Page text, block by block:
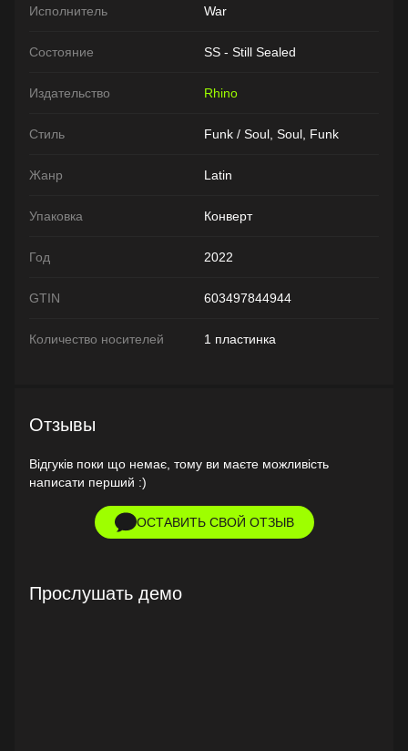
Исполнитель War
Состояние SS - Still Sealed
Издательство Rhino
Стиль Funk / Soul, Soul, Funk
Жанр Latin
Упаковка Конверт
Год 2022
GTIN 603497844944
Количество носителей 1 пластинка
Отзывы
Відгуків поки що немає, тому ви маєте можливість
написати перший :)
ОСТАВИТЬ СВОЙ ОТЗЫВ
Прослушать демо